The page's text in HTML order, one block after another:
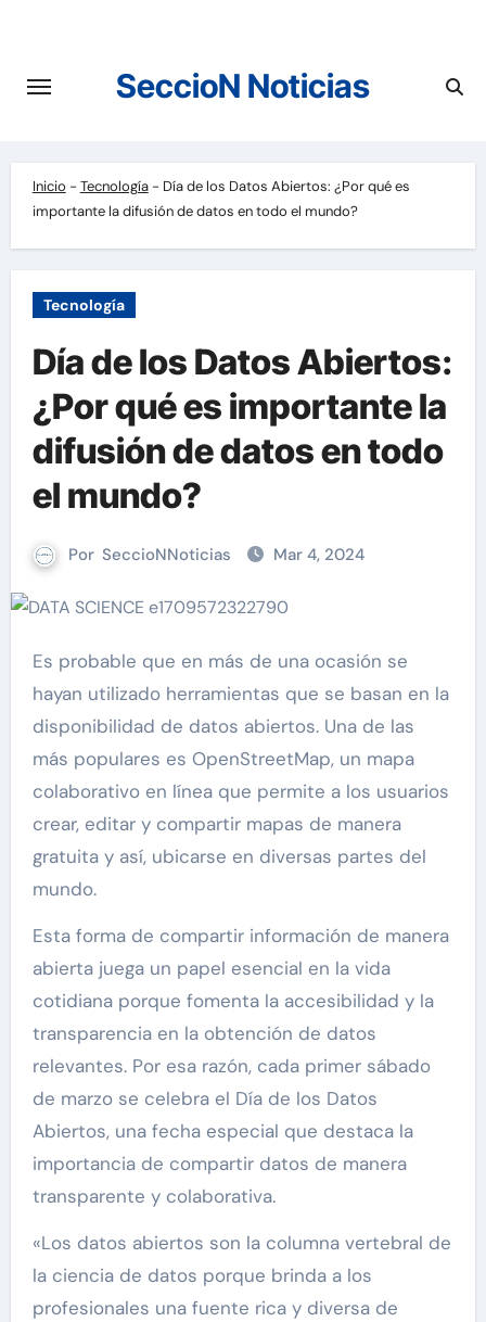
contenido
SeccioN Noticias
Inicio - Tecnología- Día de los Datos Abiertos: ¿Por qué es
importante la difusión de datos en todo el mundo?
Tecnología
Día de los Datos Abiertos:
¿Por qué es importante la
difusión de datos en todo
el mundo?
Por SeccioNNoticias Mar 4, 2024
Es probable que en más de una ocasión se
hayan utilizado herramientas que se basan en la
disponibilidad de datos abiertos. Una de las
más populares es OpenStreetMap, un mapa
colaborativo en línea que permite a los usuarios
crear, editar y compartir mapas de manera
gratuita y así, ubicarse en diversas partes del
mundo.
Esta forma de compartir información de manera
abierta juega un papel esencial en la vida
cotidiana porque fomenta la accesibilidad y la
transparencia en la obtención de datos
relevantes. Por esa razón, cada primer sábado
de marzo se celebra el Día de los Datos
Abiertos, una fecha especial que destaca la
importancia de compartir datos de manera
transparente y colaborativa.
«Los datos abiertos son la columna vertebral de
la ciencia de datos porque brinda a los
profesionales una fuente rica y diversa de